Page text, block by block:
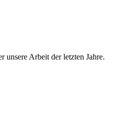
unsere Arbeit der letzten Jahre.